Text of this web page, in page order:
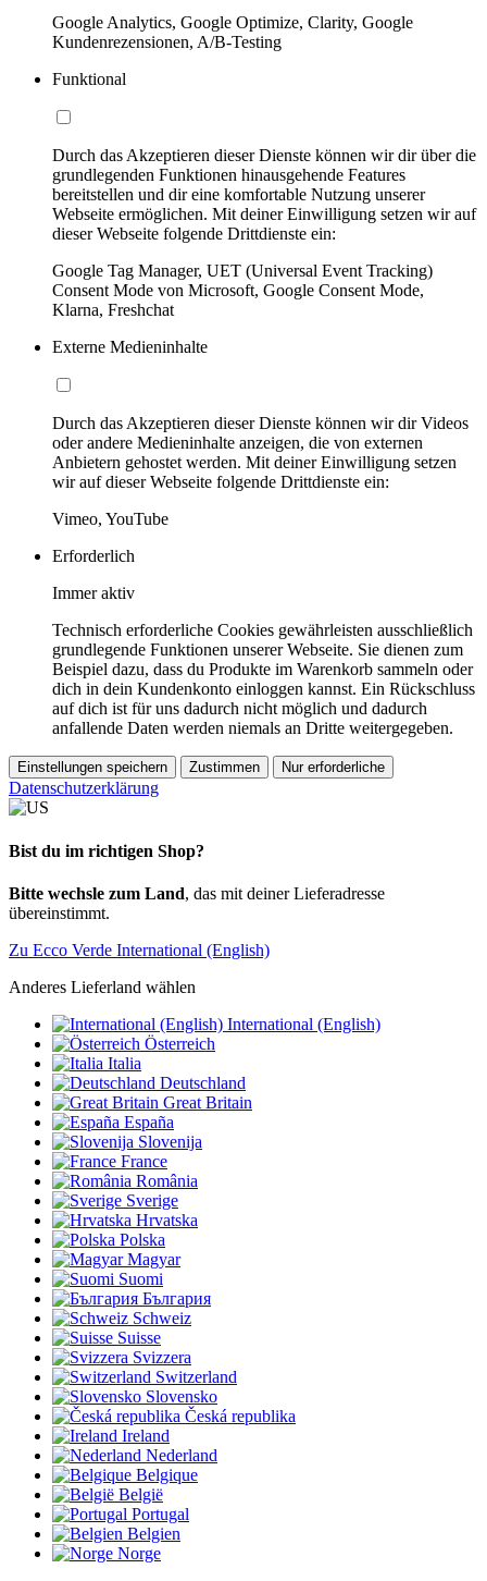
Google Analytics, Google Optimize, Clarity, Google
Kundenrezensionen, A/B-Testing
Funktional
Durch das Akzeptieren dieser Dienste können wir dir über die
grundlegenden Funktionen hinausgehende Features
bereitstellen und dir eine komfortable Nutzung unserer
Webseite ermöglichen. Mit deiner Einwilligung setzen wir auf
dieser Webseite folgende Drittdienste ein:
Google Tag Manager, UET (Universal Event Tracking)
Consent Mode von Microsoft, Google Consent Mode,
Klarna, Freshchat
Externe Medieninhalte
Durch das Akzeptieren dieser Dienste können wir dir Videos
oder andere Medieninhalte anzeigen, die von externen
Anbietern gehostet werden. Mit deiner Einwilligung setzen
wir auf dieser Webseite folgende Drittdienste ein:
Vimeo, YouTube
Erforderlich
Immer aktiv
Technisch erforderliche Cookies gewährleisten ausschließlich
grundlegende Funktionen unserer Webseite. Sie dienen zum
Beispiel dazu, dass du Produkte im Warenkorb sammeln oder
dich in dein Kundenkonto einloggen kannst. Ein Rückschluss
auf dich ist für uns dadurch nicht möglich und dadurch
anfallende Daten werden niemals an Dritte weitergegeben.
Einstellungen speichern Zustimmen Nur erforderliche
Datenschutzerklärung
Bist du im richtigen Shop?
Bitte wechsle zum Land, das mit deiner Lieferadresse
übereinstimmt.
Zu Ecco Verde International (English)
Anderes Lieferland wählen
International (English)
Österreich
Italia
Deutschland
Great Britain
España
Slovenija
France
România
Sverige
Hrvatska
Polska
Magyar
Suomi
България
Schweiz
Suisse
Svizzera
Switzerland
Slovensko
Česká republika
Ireland
Nederland
Belgique
België
Portugal
Belgien
Norge